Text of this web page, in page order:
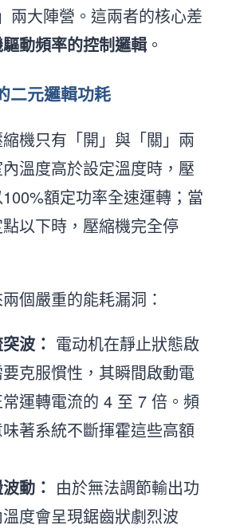
兩大陣營。這兩者的核心差
動頻率的控制邏輯 。
二元邏輯功耗
機只有「開」與「關」兩
溫度高於設定溫度時，壓
額定功率全速運轉；當
以下時，壓縮機完全停
個嚴重的能耗漏洞：
波： 電动机在靜止狀態啟
克服慣性，其瞬間啟動電
運轉電流的 4 至 7 倍。頻
著系統不斷揮霍這些高額
動： 由於無法調節輸出功
度會呈現鋸齒狀劇烈波